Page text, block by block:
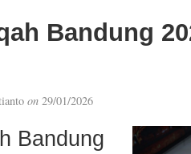
Bandung
on29/01/2026
Bandung